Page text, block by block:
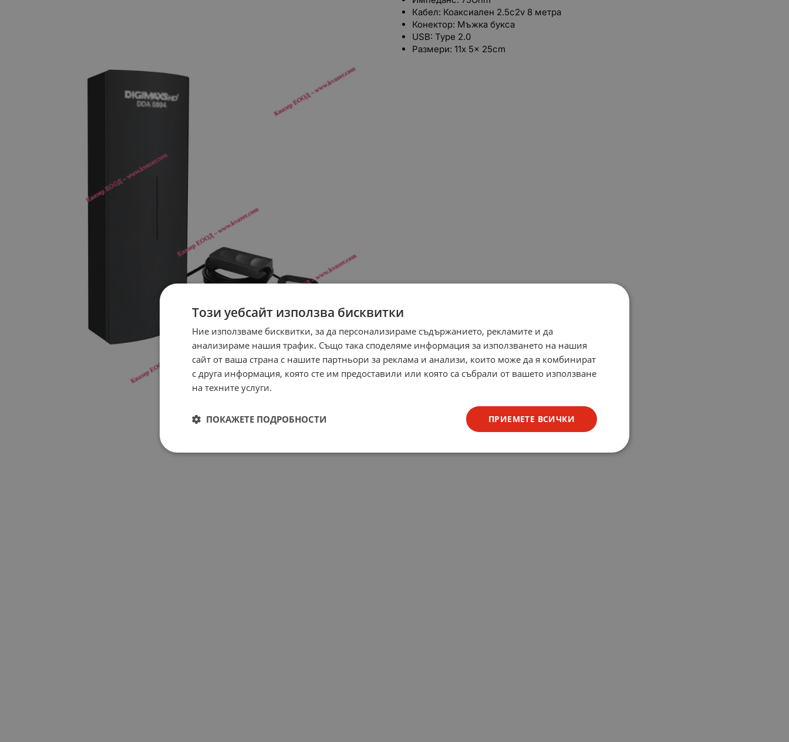
Кабел: Коаксиален 2.5c2v 8 метра
Конектор: Мъжка букса
USB: Type 2.0
Размери: 11x 5x 25cm
Този уебсайт използва бисквитки
Ние използваме бисквитки, за да персонализираме съдържанието, рекламите и да
анализираме нашия трафик. Също така споделяме информация за използването на нашия
сайт от ваша страна с нашите партньори за реклама и анализи, които може да я комбинират
с друга информация, която сте им предоставили или която са събрали от вашето използване
на техните услуги.
ПРИЕМЕТЕ ВСИЧКИ
ПОКАЖЕТЕ ПОДРОБНОСТИ